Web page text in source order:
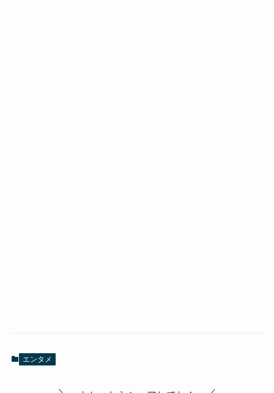
エンタメ